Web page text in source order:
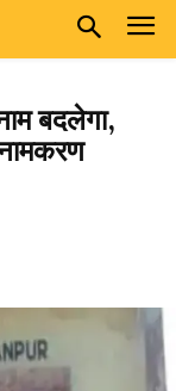
बदलेगा,